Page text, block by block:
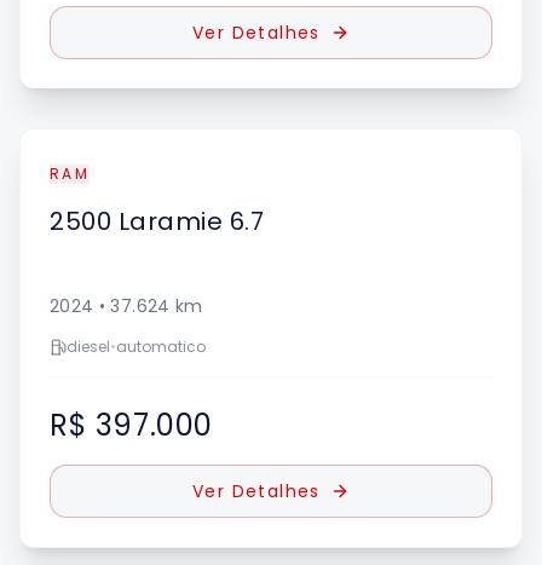
Ver Detalhes
RAM
2500 Laramie 6.7
2024 •37.624 km
diesel•automatico
R$ 397.000
Ver Detalhes